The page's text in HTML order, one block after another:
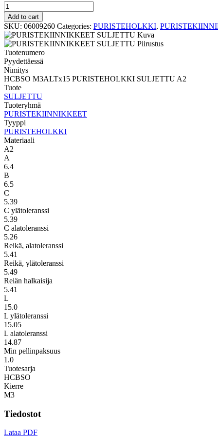
PURISTEHOLKKI
SULJETTU
HCBSO
M3ALTx15
PURISTEHOLKKI
SULJETTU
A2
quantity
Add to cart
SKU: 06009260 Categories: PURISTEHOLKKI,
Tuotenumero
Pyydettäessä
Nimitys
HCBSO M3ALTx15 PURISTEHOLKKI SULJETTU A2
Tuote
SULJETTU
Tuoteryhmä
PURISTEKIINNIKKEET
Tyyppi
PURISTEHOLKKI
Materiaali
A2
A
6.4
B
6.5
C
5.39
C ylätoleranssi
5.39
C alatoleranssi
5.26
Reikä, alatoleranssi
5.41
Reikä, ylätoleranssi
5.49
Reiän halkaisija
5.41
L
15.0
L ylätoleranssi
15.05
L alatoleranssi
14.87
Min pellinpaksuus
1.0
Tuotesarja
HCBSO
Kierre
M3
Tiedostot
Lataa PDF